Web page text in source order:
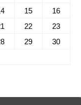
15
16
22
23
29
30